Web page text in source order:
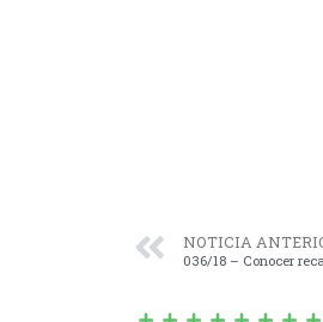
NOTICIA
036/18 – Conocer